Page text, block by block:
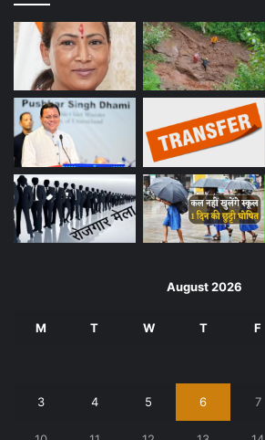
August 2026
M T W T F
3 4 5 6 7